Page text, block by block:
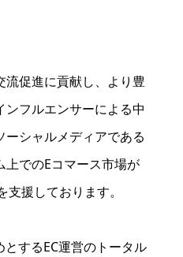
流促進に貢献し、より豊
フルエンサーによる中
シャルメディアである
でのEコマース市場が
援しております。
するEC運営のトータル